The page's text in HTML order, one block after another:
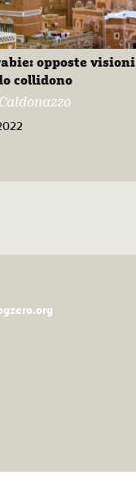
opposte visioni
collidono